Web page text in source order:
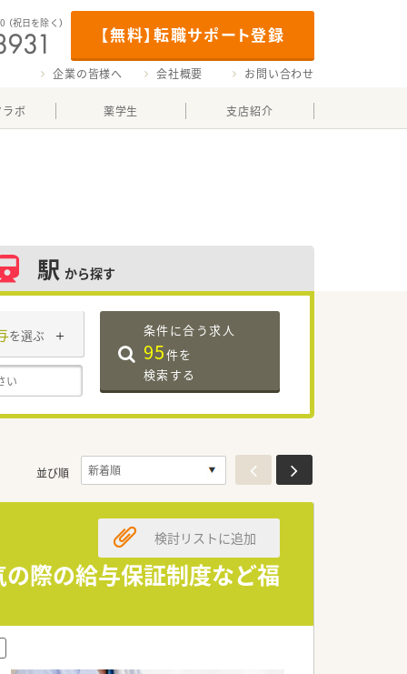
【無料】転職サポート登録
（祝日を除く）
企業の皆様へ 会社概要 お問い合わせ
ボ 薬学生 支店紹介
駅 から探す
を選ぶ 条件に合う求人
95件を
検索する
並び順
際の給与保証制度など福
検討リストに追加